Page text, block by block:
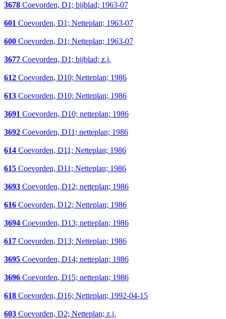
3678 Coevorden, D1; bijblad; 1963-07
601 Coevorden, D1; Netteplan; 1963-07
600 Coevorden, D1; Netteplan; 1963-07
3677 Coevorden, D1; bijblad; z.j.
612 Coevorden, D10; Netteplan; 1986
613 Coevorden, D10; Netteplan; 1986
3691 Coevorden, D10; netteplan; 1986
3692 Coevorden, D11; netteplan; 1986
614 Coevorden, D11; Netteplan; 1986
615 Coevorden, D11; Netteplan; 1986
3693 Coevorden, D12; netteplan; 1986
616 Coevorden, D12; Netteplan; 1986
3694 Coevorden, D13; netteplan; 1986
617 Coevorden, D13; Netteplan; 1986
3695 Coevorden, D14; netteplan; 1986
3696 Coevorden, D15; netteplan; 1986
618 Coevorden, D16; Netteplan; 1992-04-15
603 Coevorden, D2; Netteplan; z.j.